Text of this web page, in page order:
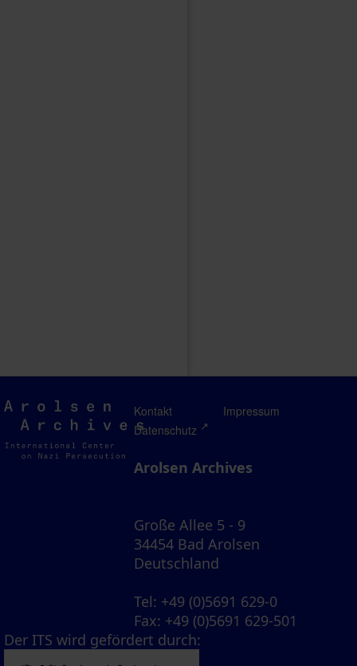
Arolsen
Archives
Kontakt
Impressum
Datenschutz
Arolsen Archives
Große Allee 5 - 9
34454 Bad Arolsen
Deutschland
Tel: +49 (0)5691 629-0
Fax: +49 (0)5691 629-501
Der ITS wird gefördert durch: